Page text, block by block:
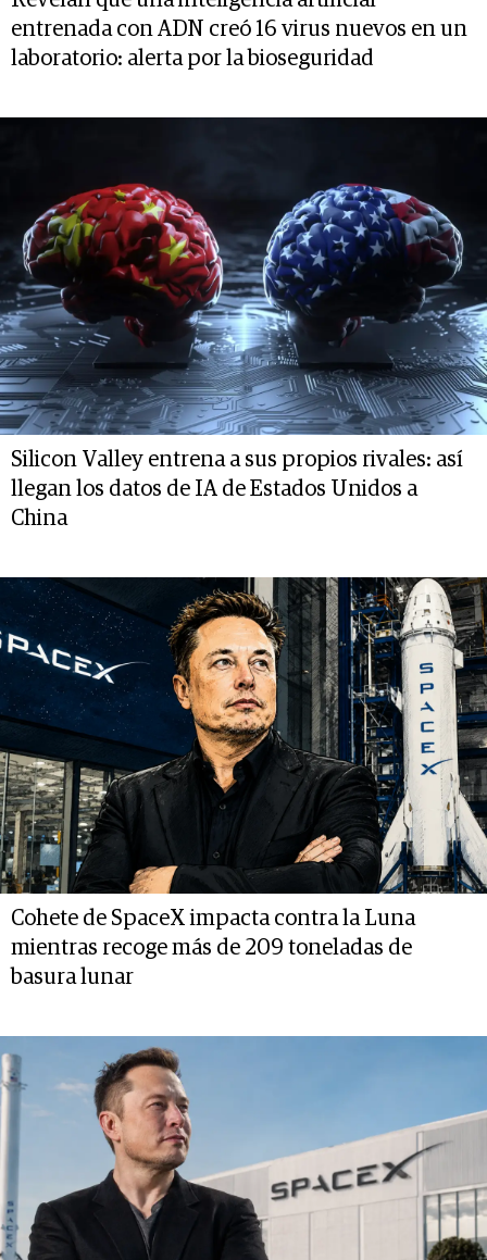
entrenada con ADN creó 16 virus nuevos en un
laboratorio: alerta por la bioseguridad
Silicon Valley entrena a sus propios rivales: así
llegan los datos de IA de Estados Unidos a
China
Cohete de SpaceX impacta contra la Luna
mientras recoge más de 209 toneladas de
basura lunar